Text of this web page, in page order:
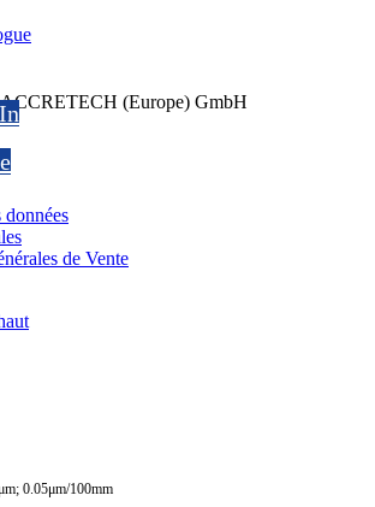
(Europe) GmbH
données
de Vente
0.05μm/100mm